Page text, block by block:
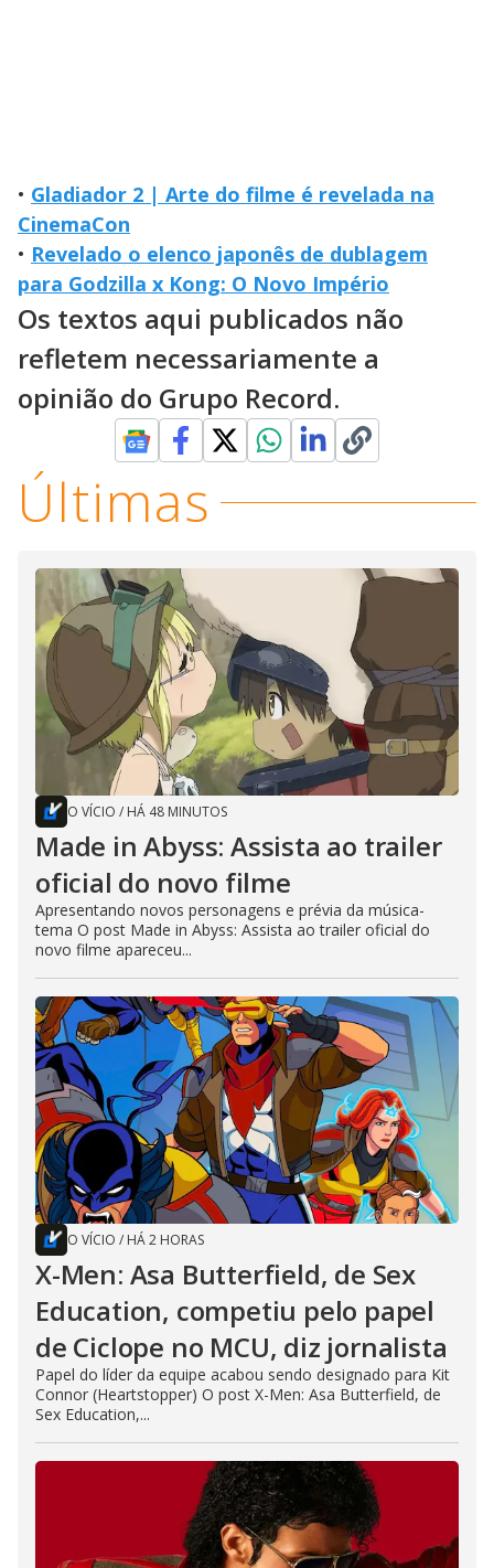
• Gladiador 2 | Arte do filme é revelada na
CinemaCon
• Revelado o elenco japonês de dublagem
para Godzilla x Kong: O Novo Império
Os textos aqui publicados não
refletem necessariamente a
opinião do Grupo Record.
Últimas
O VÍCIO / HÁ 48 MINUTOS
Made in Abyss: Assista ao trailer
oficial do novo filme
Apresentando novos personagens e prévia da música-
tema O post Made in Abyss: Assista ao trailer oficial do
novo filme apareceu...
O VÍCIO / HÁ 2 HORAS
X-Men: Asa Butterfield, de Sex
Education, competiu pelo papel
de Ciclope no MCU, diz jornalista
Papel do líder da equipe acabou sendo designado para Kit
Connor (Heartstopper) O post X-Men: Asa Butterfield, de
Sex Education,...